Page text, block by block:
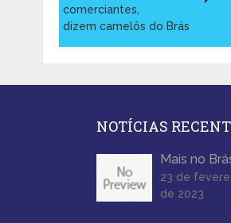
comerciantes,
dizem camelôs do Brás
NOTÍCIAS
Mais no
23 de
de 2023